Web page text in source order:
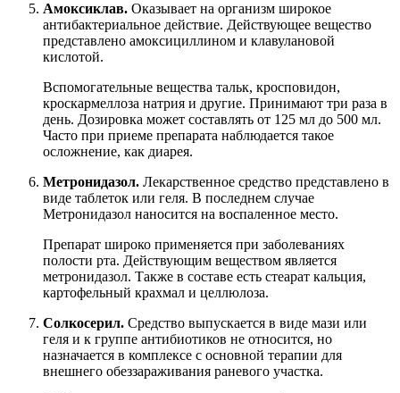
Амоксиклав. Оказывает на организм широкое
антибактериальное действие. Действующее вещество
представлено амоксициллином и клавулановой
кислотой.
Вспомогательные вещества тальк, кросповидон,
кроскармеллоза натрия и другие. Принимают три раза в
день. Дозировка может составлять от 125 мл до 500 мл.
Часто при приеме препарата наблюдается такое
осложнение, как диарея.
Метронидазол. Лекарственное средство представлено в
виде таблеток или геля. В последнем случае
Метронидазол наносится на воспаленное место.
Препарат широко применяется при заболеваниях
полости рта. Действующим веществом является
метронидазол. Также в составе есть стеарат кальция,
картофельный крахмал и целлюлоза.
Солкосерил. Средство выпускается в виде мази или
геля и к группе антибиотиков не относится, но
назначается в комплексе с основной терапии для
внешнего обеззараживания раневого участка.